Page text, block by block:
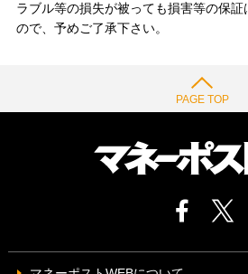
ラブル等の損失が被っても損害等の保
ので、予めご了承下さい。
PAGE TOP